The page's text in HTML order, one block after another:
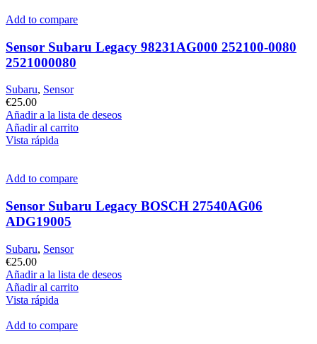
Add to compare
Sensor Subaru Legacy 98231AG000 252100-0080
2521000080
Subaru, Sensor
€25.00
Añadir a la lista de deseos
Añadir al carrito
Vista rápida
Add to compare
Sensor Subaru Legacy BOSCH 27540AG06
ADG19005
Subaru, Sensor
€25.00
Añadir a la lista de deseos
Añadir al carrito
Vista rápida
Add to compare